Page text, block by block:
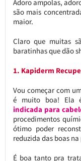
Adoro ampolas,
são mais
maior.
Claro que muitas
baratinhas que dão
1. Kapiderm
Vou começar com
é muito boa!
indicada para
procedimentos
ótimo poder
reduzida das boas
É boa tanto pra